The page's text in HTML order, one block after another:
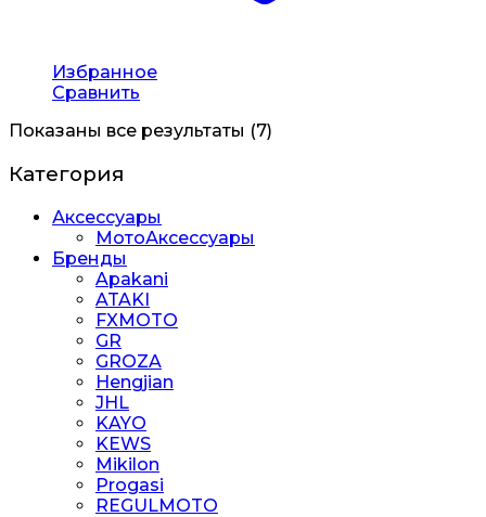
Избранное
Сравнить
Показаны все результаты (7)
Категория
Аксессуары
МотоАксессуары
Бренды
Apakani
ATAKI
FXMOTO
GR
GROZA
Hengjian
JHL
KAYO
KEWS
Mikilon
Progasi
REGULMOTO